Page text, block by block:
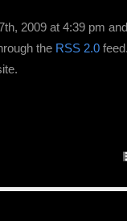
2009 at 4:39 pm
the RSS 2.0